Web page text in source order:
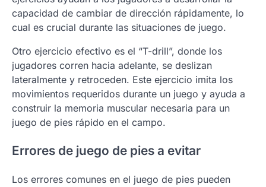
capacidad de cambiar de dirección rápidamente, lo
cual es crucial durante las situaciones de juego.
Otro ejercicio efectivo es el “T-drill”, donde los
jugadores corren hacia adelante, se deslizan
lateralmente y retroceden. Este ejercicio imita los
movimientos requeridos durante un juego y ayuda a
construir la memoria muscular necesaria para un
juego de pies rápido en el campo.
Errores de juego de pies a evitar
Los errores comunes en el juego de pies pueden